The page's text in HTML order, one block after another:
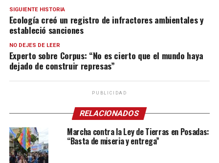
SIGUIENTE HISTORIA
Ecología creó un registro de infractores ambientales y
estableció sanciones
NO DEJES DE LEER
Experto sobre Corpus: “No es cierto que el mundo haya
dejado de construir represas”
PUBLICIDAD
RELACIONADOS
Marcha contra la Ley de Tierras en Posadas:
“Basta de miseria y entrega”